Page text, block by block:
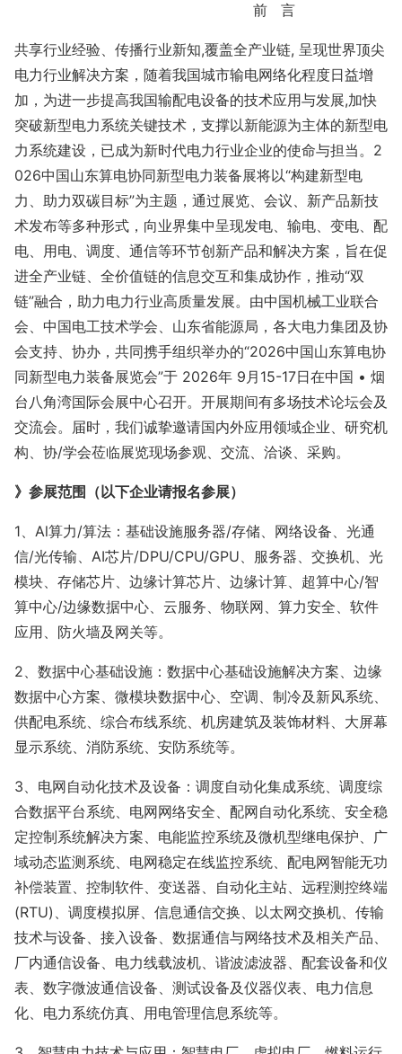
前 言
共享行业经验、传播行业新知,覆盖全产业链, 呈现世界顶尖
电力行业解决方案，随着我国城市输电网络化程度日益增
加，为进一步提高我国输配电设备的技术应用与发展,加快
突破新型电力系统关键技术，支撑以新能源为主体的新型电
力系统建设，已成为新时代电力行业企业的使命与担当。2
026中国山东算电协同新型电力装备展将以“构建新型电
力、助力双碳目标”为主题，通过展览、会议、新产品新技
术发布等多种形式，向业界集中呈现发电、输电、变电、配
电、用电、调度、通信等环节创新产品和解决方案，旨在促
进全产业链、全价值链的信息交互和集成协作，推动“双
链”融合，助力电力行业高质量发展。由中国机械工业联合
会、中国电工技术学会、山东省能源局，各大电力集团及协
会支持、协办，共同携手组织举办的“2026中国山东算电协
同新型电力装备展览会”于 2026年 9月15-17日在中国 • 烟
台八角湾国际会展中心召开。开展期间有多场技术论坛会及
交流会。届时，我们诚挚邀请国内外应用领域企业、研究机
构、协/学会莅临展览现场参观、交流、洽谈、采购。
》参展范围（以下企业请报名参展）
1、Al算力/算法：基础设施服务器/存储、网络设备、光通
信/光传输、AI芯片/DPU/CPU/GPU、服务器、交换机、光
模块、存储芯片、边缘计算芯片、边缘计算、超算中心/智
算中心/边缘数据中心、云服务、物联网、算力安全、软件
应用、防火墙及网关等。
2、 数据中心基础设施：数据中心基础设施解决方案、边缘
数据中心方案、微模块数据中心、空调、制冷及新风系统、
供配电系统、综合布线系统、机房建筑及装饰材料、大屏幕
显示系统、消防系统、安防系统等。
3、 电网自动化技术及设备：调度自动化集成系统、调度综
合数据平台系统、电网网络安全、配网自动化系统、安全稳
定控制系统解决方案、电能监控系统及微机型继电保护、广
域动态监测系统、电网稳定在线监控系统、配电网智能无功
补偿装置、控制软件、变送器、自动化主站、远程测控终端
(RTU)、调度模拟屏、信息通信交换、以太网交换机、传输
技术与设备、接入设备、数据通信与网络技术及相关产品、
厂内通信设备、电力线载波机、谐波滤波器、配套设备和仪
表、数字微波通信设备、测试设备及仪器仪表、电力信息
化、电力系统仿真、用电管理信息系统等。